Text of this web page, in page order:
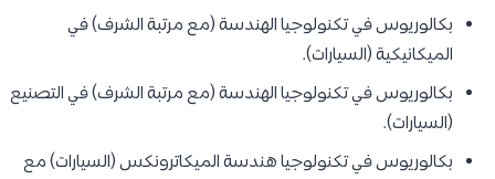
بكالوريوس في تكنولوجيا الهندسة (مع مرتبة الشرف) في
الميكانيكية (السيارات).
بكالوريوس في تكنولوجيا الهندسة (مع مرتبة الشرف) في التصنيع
(السيارات).
بكالوريوس في تكنولوجيا هندسة الميكاترونكس (السيارات) مع